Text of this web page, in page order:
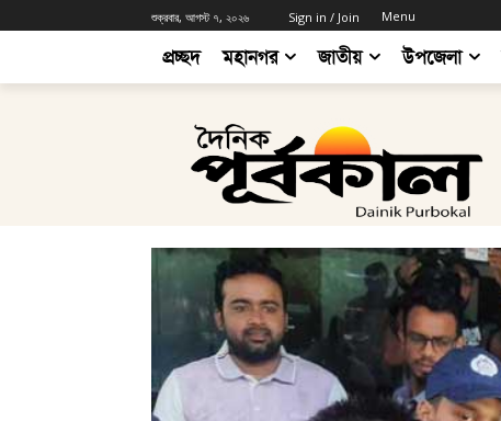
শুক্রবার, আগস্ট ৭, ২০২৬ Sign in / Join Menu
প্রচ্ছদ মহানগর জাতীয় উপজেলা